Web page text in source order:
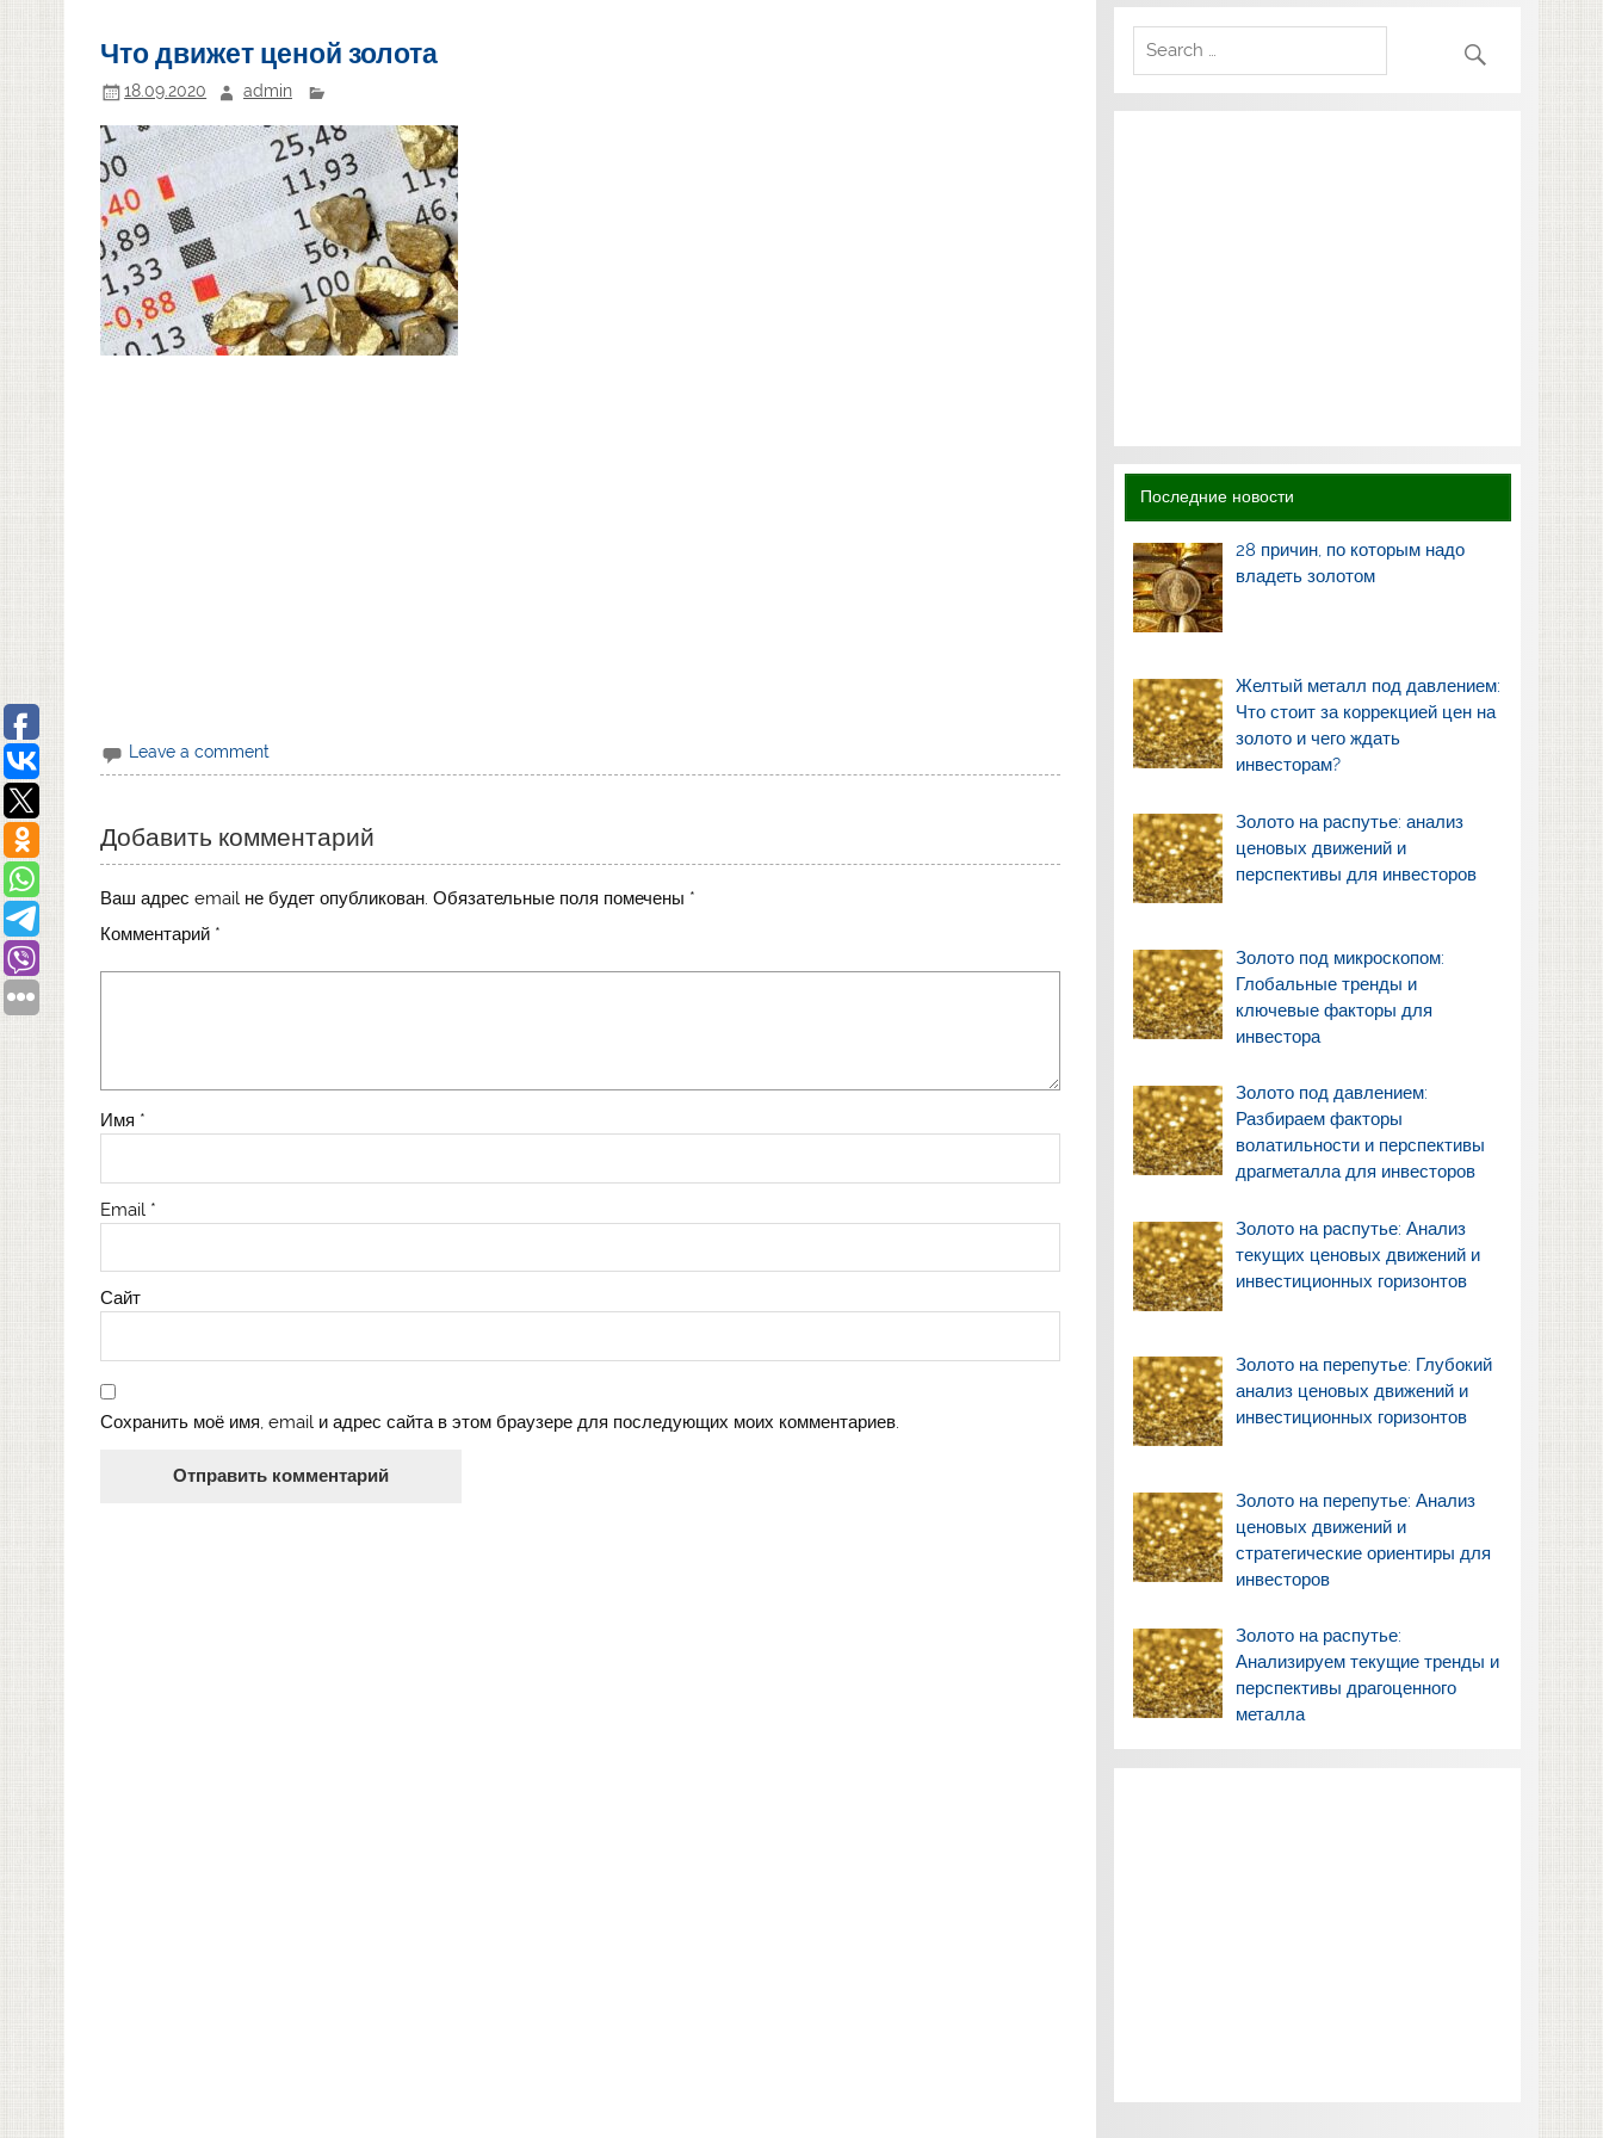
Что движет ценой золота
18.09.2020 admin
Leave a comment
Добавить комментарий
Ваш адрес email не будет опубликован. Обязательные поля помечены *
Комментарий *
Имя *
Email *
Сайт
Сохранить моё имя, email и адрес сайта в этом браузере для последующих моих комментариев.
Последние новости
28 причин, по которым надо
владеть золотом
Желтый металл под давлением:
Что стоит за коррекцией цен на
золото и чего ждать
инвесторам?
Золото на распутье: анализ
ценовых движений и
перспективы для инвесторов
Золото под микроскопом:
Глобальные тренды и
ключевые факторы для
инвестора
Золото под давлением:
Разбираем факторы
волатильности и перспективы
драгметалла для инвесторов
Золото на распутье: Анализ
текущих ценовых движений и
инвестиционных горизонтов
Золото на перепутье: Глубокий
анализ ценовых движений и
инвестиционных горизонтов
Золото на перепутье: Анализ
ценовых движений и
стратегические ориентиры для
инвесторов
Золото на распутье:
Анализируем текущие тренды и
перспективы драгоценного
металла